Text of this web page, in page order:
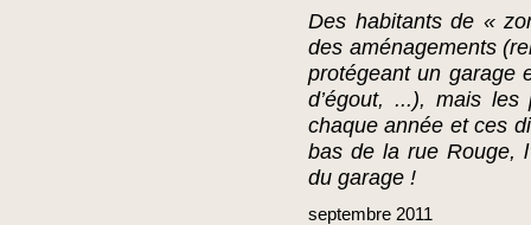
Des habitants de «
des aménagements
protégeant un garage
d’égout, ...), mais les
chaque année et ces
bas de la rue Rouge,
du garage !
septembre 2011